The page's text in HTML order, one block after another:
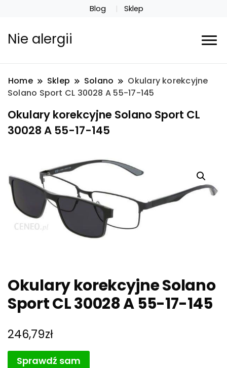
Blog Sklep
Nie alergii
Home Sklep Solano
Okulary korekcyjne
Solano Sport CL 30028 A 55-17-145
Okulary korekcyjne Solano Sport CL
30028 A 55-17-145
Okulary korekcyjne Solano
Sport CL 30028 A 55-17-145
246,79zł
Sprawdź sam